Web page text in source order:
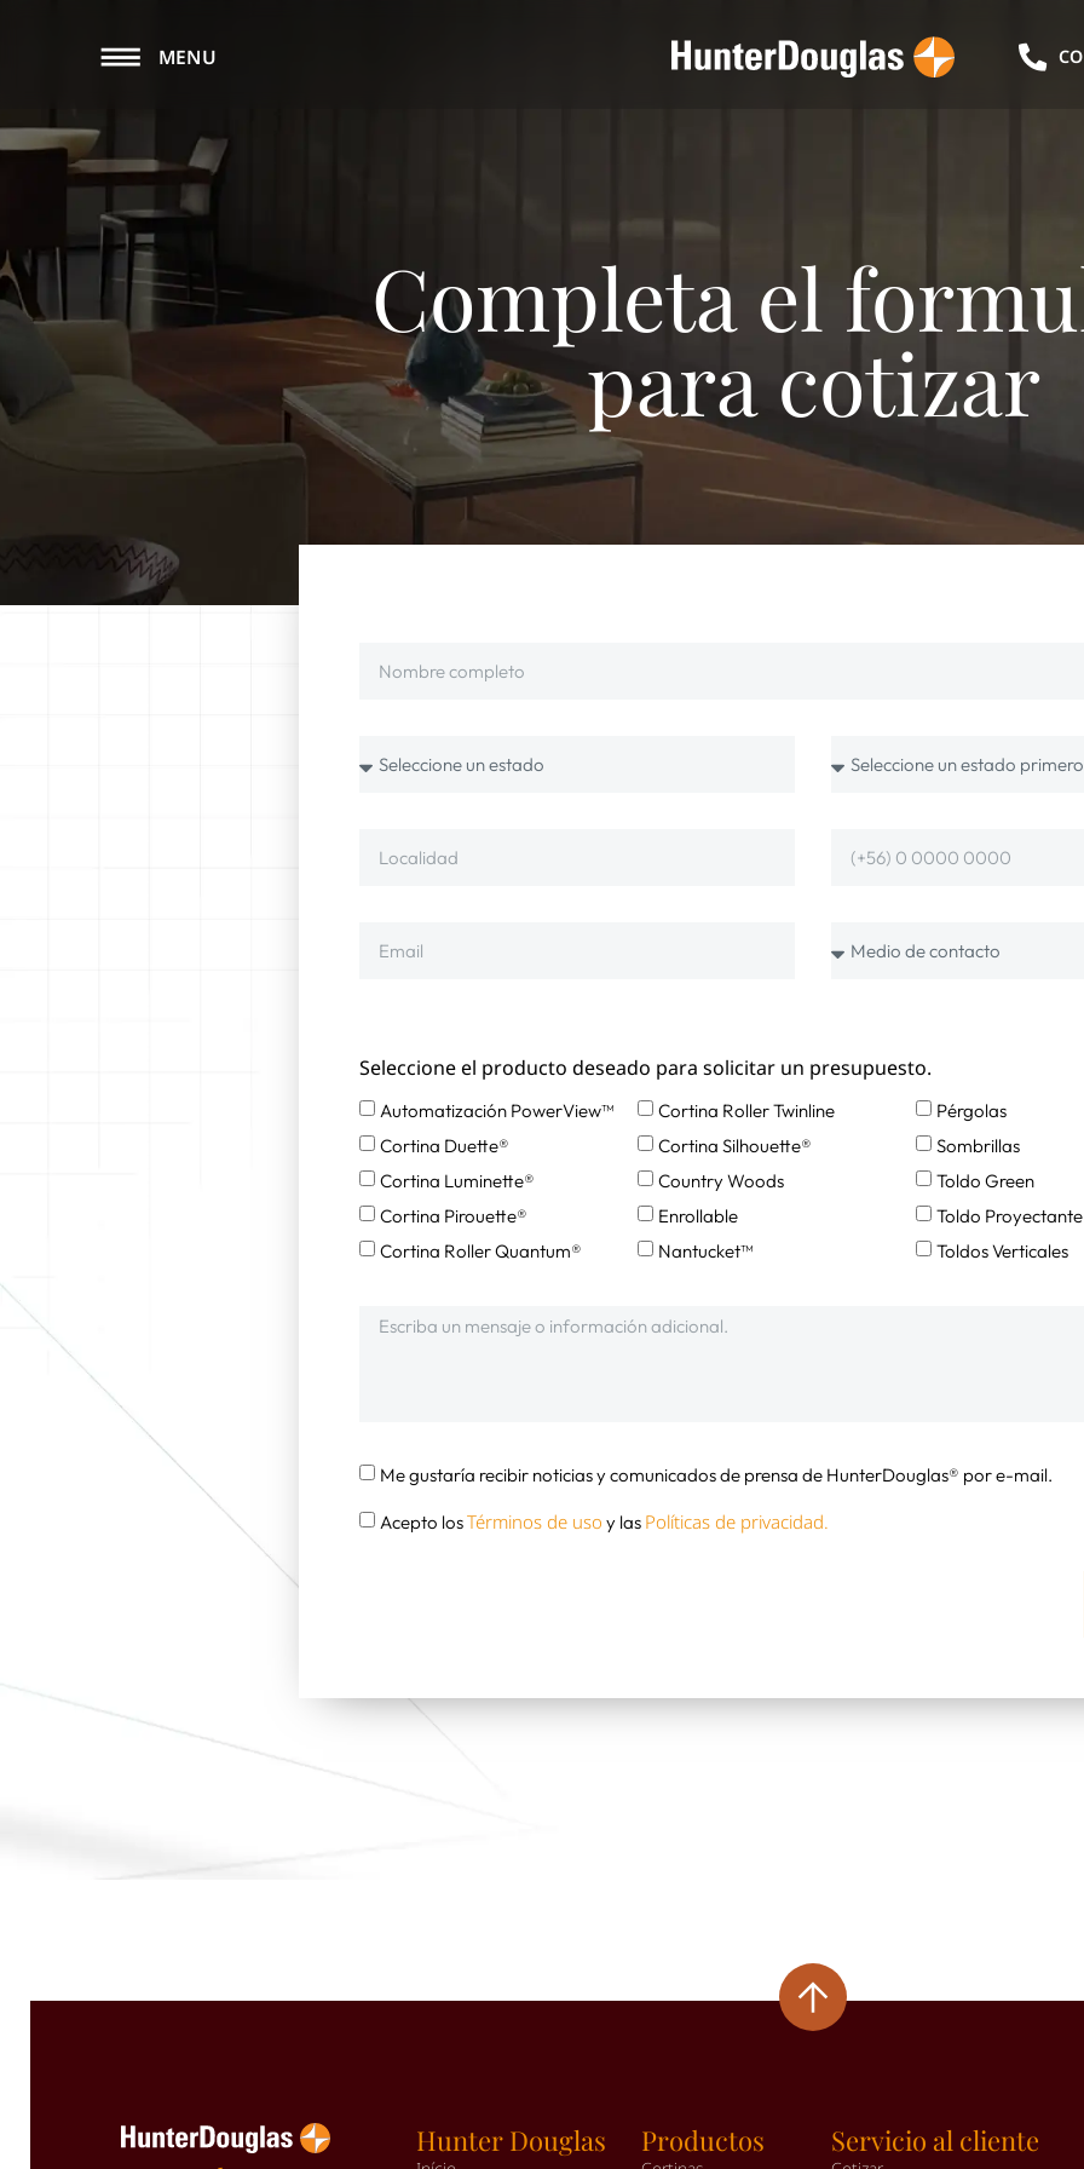
MENU
Completa el
para cotizar
Seleccione el producto deseado para solicitar un presupuesto.
Automatización PowerView™
Cortina Duette®
Cortina Luminette®
Cortina Pirouette®
Cortina Roller Quantum®
Cortina Roller Twinline
Cortina Silhouette®
Country Woods
Enrollable
Nantucket™
Pérgolas
Sombrillas
Toldo Green
Toldo Proyectante
Toldos Verticales
Me gustaría recibir noticias y comunicados de prensa de HunterDouglas® por e-mail.
Acepto losTérminos de uso y las Políticas de privacidad.
Hunter Douglas Productos Servicio al cliente